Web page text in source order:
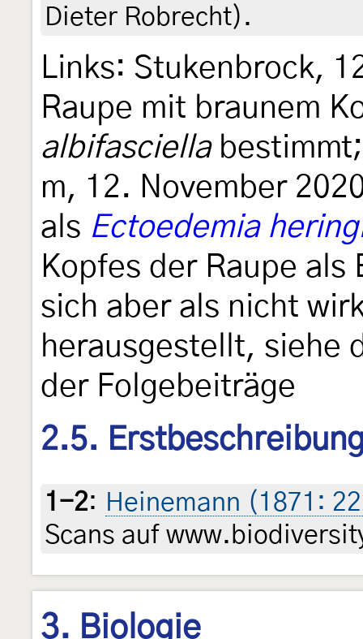
Dieter Robrecht).
Links: Stukenbrock,
Raupe mit braunem
albifasciella
m, 12. November
als Ectoedemia
Kopfes der Raupe
sich aber als nicht
herausgestellt, siehe
der Folgebeiträge
2.5.
1-2: Heinemann (1871:
Scans auf
3. Biologie